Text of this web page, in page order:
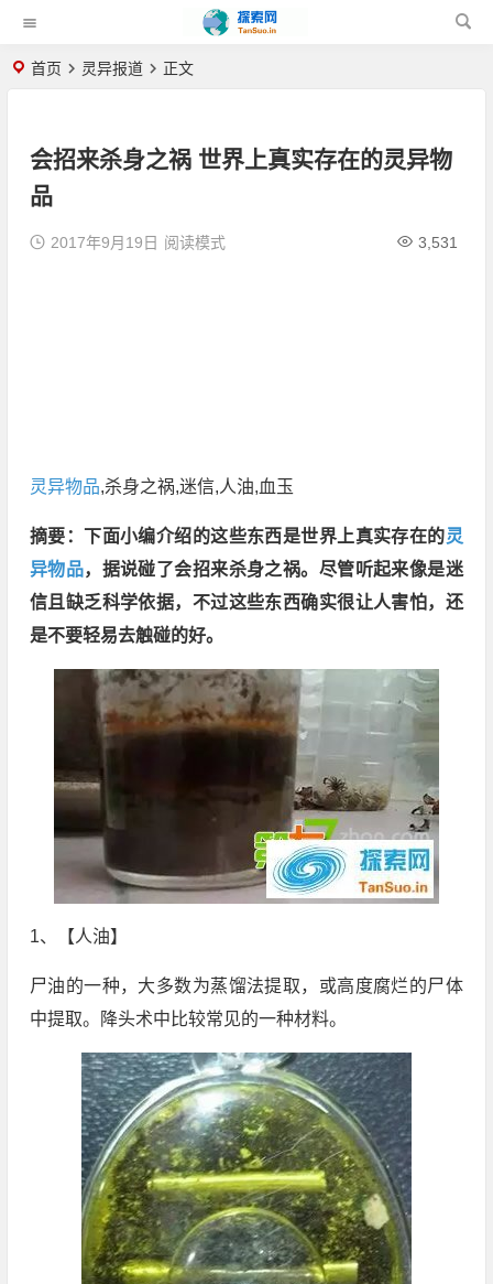
首页 灵异报道 正文
会招来杀身之祸 世界上真实存在的灵异物
品
2017年9月19日 3,531
阅读模式
灵异物品,杀身之祸,迷信,人油,血玉
摘要：下面小编介绍的这些东西是世界上真实存在的灵
异物品，据说碰了会招来杀身之祸。尽管听起来像是迷
信且缺乏科学依据，不过这些东西确实很让人害怕，还
是不要轻易去触碰的好。
1、【人油】
尸油的一种，大多数为蒸馏法提取，或高度腐烂的尸体
中提取。降头术中比较常见的一种材料。